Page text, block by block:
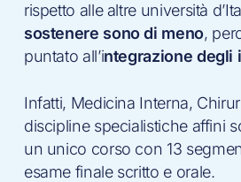
rispetto alle altre università
sostenere sono di meno,
puntato all’integrazione degli
Infatti, Medicina Interna,
discipline specialistiche affini
un unico corso con 13
esame finale scritto e orale.